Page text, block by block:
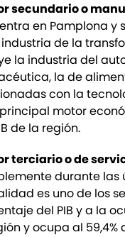
secundario o
en Pamplona y
de la
la industria del
la de
con la
motor
de la región.
terciario o de
durante las
es uno de los
del PIB y a la
y ocupa al